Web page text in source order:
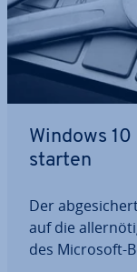
Windows
starten
Der
auf die
des Microsoft-